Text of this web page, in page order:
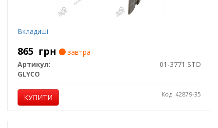
Вкладиші
865 грн
завтра
Артикул:
01-3771 STD
GLYCO
КУПИТИ Код: 42879-35